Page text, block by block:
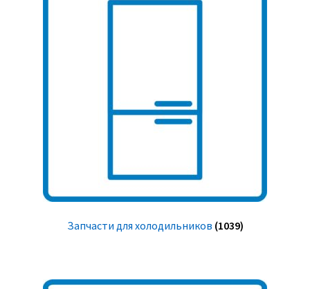
Запчасти для холодильников (1039)